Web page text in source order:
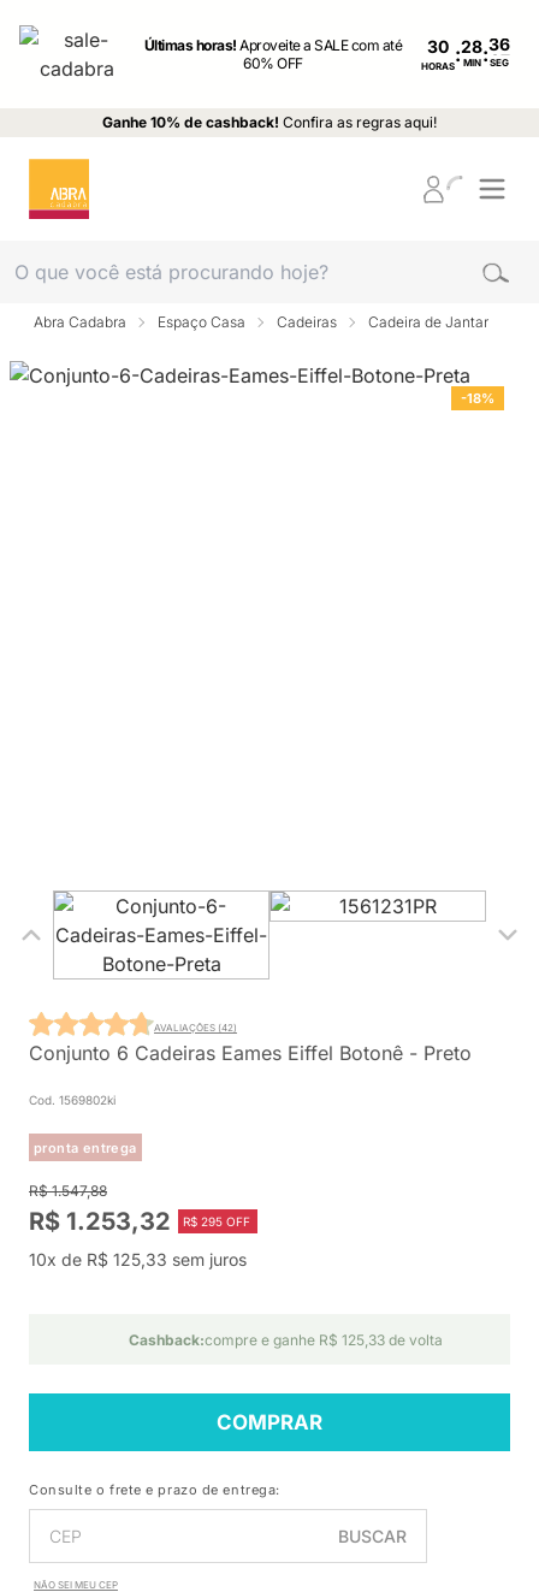
Últimas horas!Aproveite a SALE com até
60% OFF
30
HORAS: MIN : SEG
Ganhe 10% de cashback! Confira as regras aqui!
Abra Cadabra Espaço Casa Cadeiras Cadeira de Jantar
-18%
Conjunto 6 Cadeiras Eames Eiffel Botonê - Preto
Cod. 1569802ki
pronta entrega
AVALIAÇÕES (42)
R$ 1.547,88
R$ 1.253,32 R$ 295 OFF
10x de R$ 125,33 sem juros
Cashback:compre e ganhe R$ 125,33 de volta
COMPRAR
Consulte o frete e prazo de entrega:
BUSCAR
NÃO SEI MEU CEP